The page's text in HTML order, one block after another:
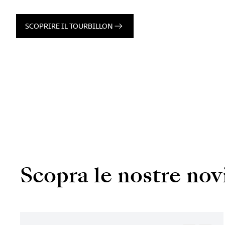
SCOPRIRE IL TOURBILLON
Scopra le nostre